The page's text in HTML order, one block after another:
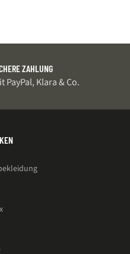
ZAHLUNG
PayPal, Klara & Co.